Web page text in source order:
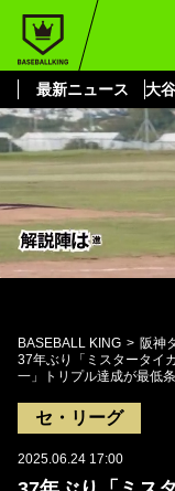
最新ニュース 大
BASEBALL KING
阪神
37年ぶり「ミスタータイ
一」トリプル達成が最低
セ・リーグ
2025.06.24 17:00